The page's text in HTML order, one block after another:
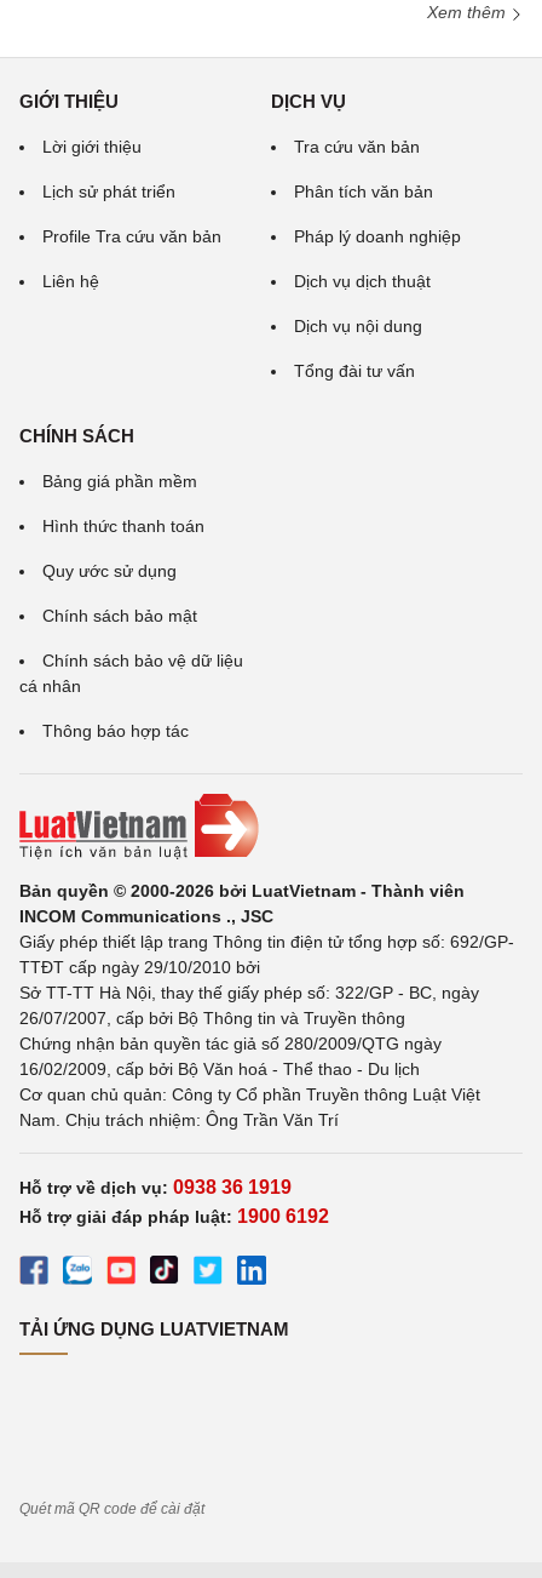
Xem thêm
GIỚI THIỆU
Lời giới thiệu
Lịch sử phát triển
Profile Tra cứu văn bản
Liên hệ
DỊCH VỤ
Tra cứu văn bản
Phân tích văn bản
Pháp lý doanh nghiệp
Dịch vụ dịch thuật
Dịch vụ nội dung
Tổng đài tư vấn
CHÍNH SÁCH
Bảng giá phần mềm
Hình thức thanh toán
Quy ước sử dụng
Chính sách bảo mật
Chính sách bảo vệ dữ liệu
cá nhân
Thông báo hợp tác
Bản quyền © 2000-2026 bởi LuatVietnam - Thành viên
INCOM Communications ., JSC
Giấy phép thiết lập trang Thông tin điện tử tổng hợp số: 692/GP-
TTĐT cấp ngày 29/10/2010 bởi
Sở TT-TT Hà Nội, thay thế giấy phép số: 322/GP - BC, ngày
26/07/2007, cấp bởi Bộ Thông tin và Truyền thông
Chứng nhận bản quyền tác giả số 280/2009/QTG ngày
16/02/2009, cấp bởi Bộ Văn hoá - Thể thao - Du lịch
Cơ quan chủ quản: Công ty Cổ phần Truyền thông Luật Việt
Nam. Chịu trách nhiệm: Ông Trần Văn Trí
Hỗ trợ về dịch vụ: 0938 36 1919
Hỗ trợ giải đáp pháp luật: 1900 6192
TẢI ỨNG DỤNG LUATVIETNAM
Quét mã QR code để cài đặt